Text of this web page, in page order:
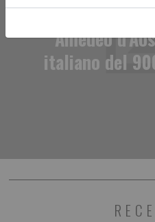
Amedeo
italiano del